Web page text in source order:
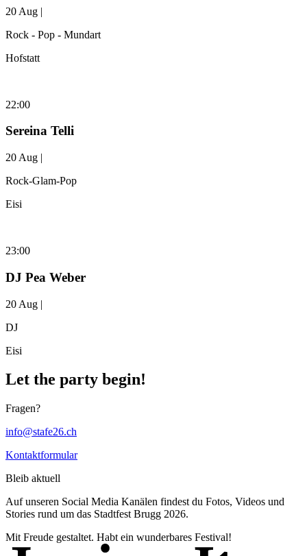
20 Aug |
Rock - Pop - Mundart
Hofstatt
22:00
Sereina Telli
20 Aug |
Rock-Glam-Pop
Eisi
23:00
DJ Pea Weber
20 Aug |
DJ
Eisi
Let the party begin!
Fragen?
info@stafe26.ch
Kontaktformular
Bleib aktuell
Auf unseren Social Media Kanälen findest du Fotos, Videos und
Stories rund um das Stadtfest Brugg 2026.
Mit Freude gestaltet. Habt ein wunderbares Festival!